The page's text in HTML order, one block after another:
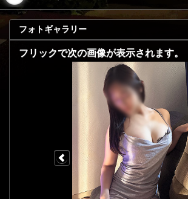
フォトギャラリー
フリックで次の画像が表示されます。